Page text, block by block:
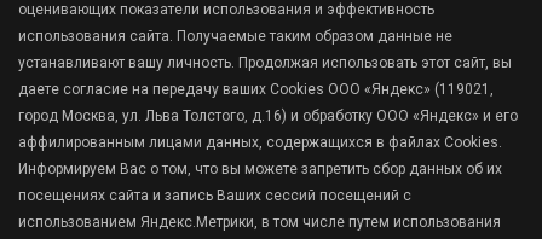
оценивающих показатели использования и эффективность
использования сайта. Получаемые таким образом данные не
устанавливают вашу личность. Продолжая использовать этот сайт, вы
даете согласие на передачу ваших Cookies ООО «Яндекс» (119021,
город Москва, ул. Льва Толстого, д.16) и обработку ООО «Яндекс» и его
аффилированным лицами данных, содержащихся в файлах Cookies.
Информируем Вас о том, что вы можете запретить сбор данных об их
посещениях сайта и запись Ваших сессий посещений с
использованием Яндекс.Метрики, в том числе путем использования